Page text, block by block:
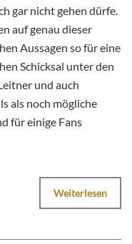
gar nicht gehen dürfe.
auf genau dieser
Aussagen so für eine
Schicksal unter den
und auch
als noch mögliche
für einige Fans
Weiterlesen